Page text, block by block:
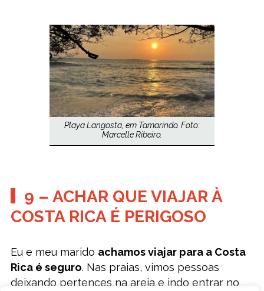
Playa Langosta, em Tamarindo. Foto:
Marcelle Ribeiro.
9 – ACHAR QUE VIAJAR À
COSTA RICA É PERIGOSO
Eu e meu marido achamos viajar para a Costa
Rica é seguro. Nas praias, vimos pessoas
deixando pertences na areia e indo entrar no